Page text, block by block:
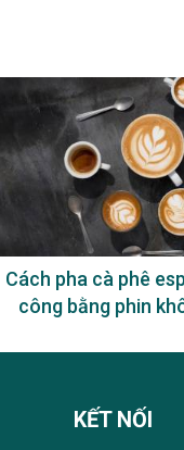
Cách pha cà phê
công bằng phin
KẾT NỐI